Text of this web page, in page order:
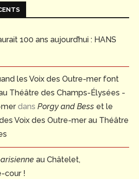
100 ans aujourd’hui : HANS
les Voix des Outre-mer font
Théâtre des Champs-Élysées -
dans Porgy and Bess et le
Voix des Outre-mer au Théâtre
au Châtelet,
cour !